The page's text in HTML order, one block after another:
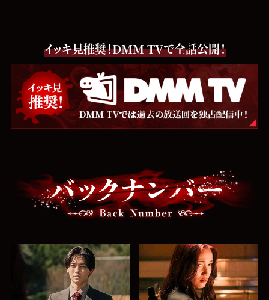
イッキ見推奨！DMM TVで全話公開！